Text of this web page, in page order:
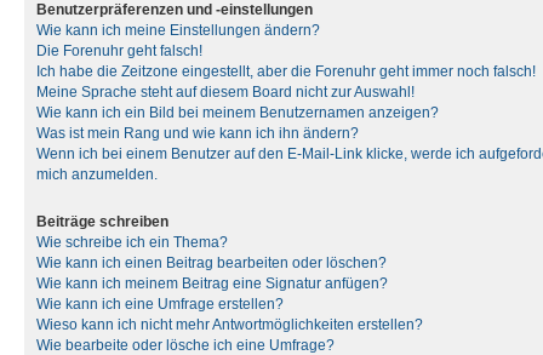
Benutzerpräferenzen und -einstellungen
Wie kann ich meine Einstellungen ändern?
Die Forenuhr geht falsch!
Ich habe die Zeitzone eingestellt, aber die Forenuhr geht immer noch falsch!
Meine Sprache steht auf diesem Board nicht zur Auswahl!
Wie kann ich ein Bild bei meinem Benutzernamen anzeigen?
Was ist mein Rang und wie kann ich ihn ändern?
Wenn ich bei einem Benutzer auf den E-Mail-Link klicke, werde ich
mich anzumelden.
Beiträge schreiben
Wie schreibe ich ein Thema?
Wie kann ich einen Beitrag bearbeiten oder löschen?
Wie kann ich meinem Beitrag eine Signatur anfügen?
Wie kann ich eine Umfrage erstellen?
Wieso kann ich nicht mehr Antwortmöglichkeiten erstellen?
Wie bearbeite oder lösche ich eine Umfrage?